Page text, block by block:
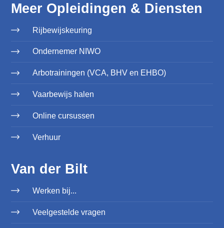
Meer Opleidingen & Diensten
Rijbewijskeuring
Ondernemer NIWO
Arbotrainingen (VCA, BHV en EHBO)
Vaarbewijs halen
Online cursussen
Verhuur
Van der Bilt
Werken bij...
Veelgestelde vragen